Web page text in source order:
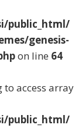
public_html/
genesis-
on line 64
to access array
public_html/